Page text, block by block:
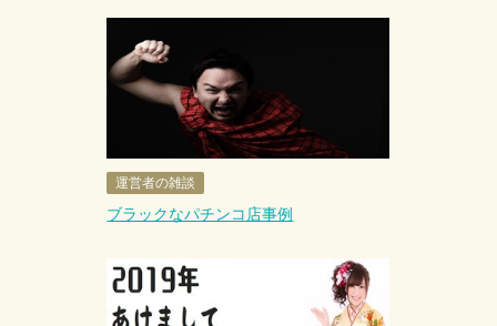
運営者の雑談
ブラックなパチンコ店事例